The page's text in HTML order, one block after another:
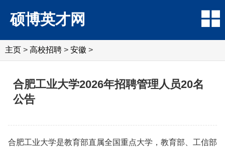
硕博英才网
主页 > 高校招聘 > 安徽 >
合肥工业大学2026年招聘管理人员20名
公告
合肥工业大学是教育部直属全国重点大学，教育部、工信部